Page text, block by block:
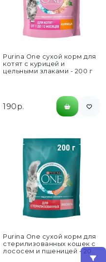
Purina One сухой корм для
котят с курицей и
цельными злаками - 200 г
190р.
Purina One сухой корм для
стерилизованных кошек с
лососем и пшеницей - 200